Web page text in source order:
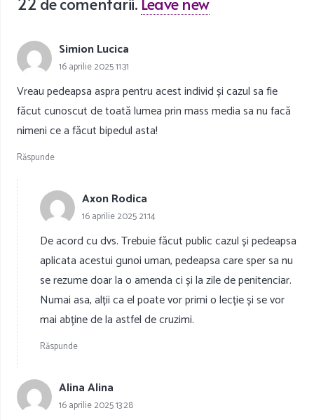
Simion Lucica
16 aprilie 2025 11:31
Vreau pedeapsa aspra pentru acest individ și cazul sa fie
făcut cunoscut de toată lumea prin mass media sa nu facă
nimeni ce a făcut bipedul asta!
Răspunde
Axon Rodica
16 aprilie 2025 21:14
De acord cu dvs. Trebuie făcut public cazul și pedeapsa
aplicata acestui gunoi uman, pedeapsa care sper sa nu
se rezume doar la o amenda ci și la zile de penitenciar.
Numai asa, alții ca el poate vor primi o lecție și se vor
mai abține de la astfel de cruzimi.
Răspunde
Alina Alina
16 aprilie 2025 13:28